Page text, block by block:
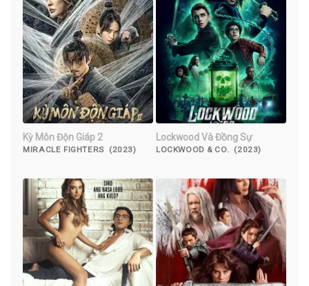
Kỳ Môn Độn Giáp 2
MIRACLE FIGHTERS (2023)
Lockwood Và Đồng Sự
LOCKWOOD & CO. (2023)